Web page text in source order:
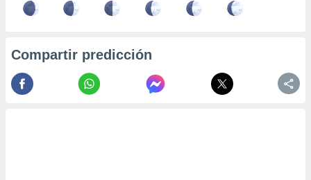
Compartir predicción